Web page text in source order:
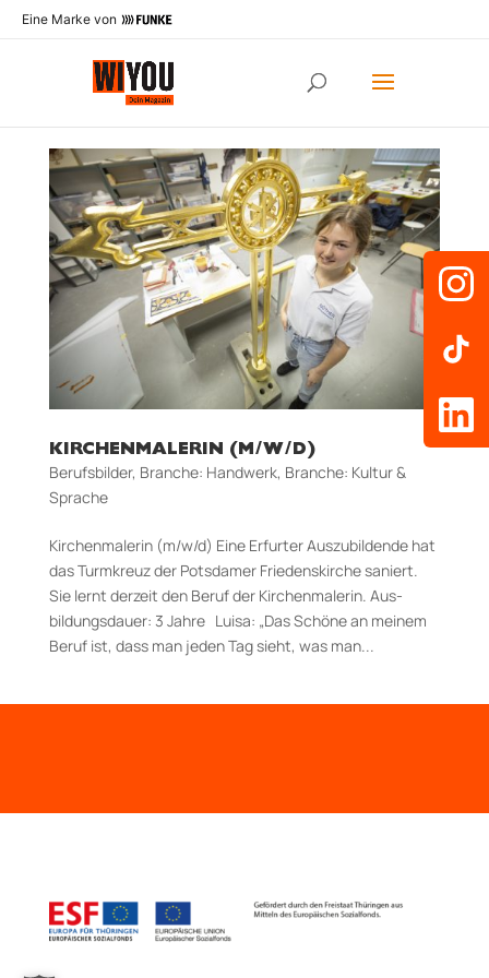
Eine Marke von
KIRCHENMALERIN (M/W/D)
Berufsbilder, Branche: Handwerk, Branche: Kultur &
Sprache
Kirchenmalerin (m/w/d) Eine Erfurter Auszubildende hat
das Turmkreuz der Potsdamer Friedenskirche saniert.
Sie lernt derzeit den Beruf der Kirchenmalerin. Aus­
bildungs­dauer: 3 Jahre Luisa: „Das Schöne an meinem
Beruf ist, dass man jeden Tag sieht, was man...